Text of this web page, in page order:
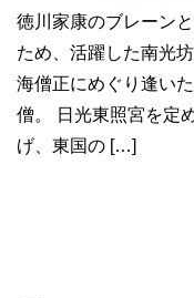
徳川家康のブレーン
ため、活躍した南光
海僧正にめぐり逢い
僧。 日光東照宮を定
げ、東国の […]